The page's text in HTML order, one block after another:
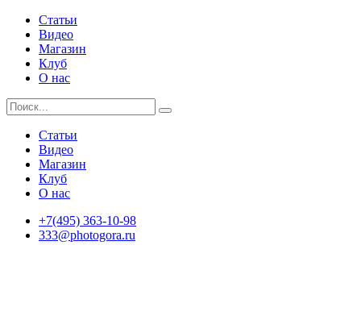
Статьи
Видео
Магазин
Клуб
О нас
Статьи
Видео
Магазин
Клуб
О нас
+7(495) 363-10-98
333@photogora.ru